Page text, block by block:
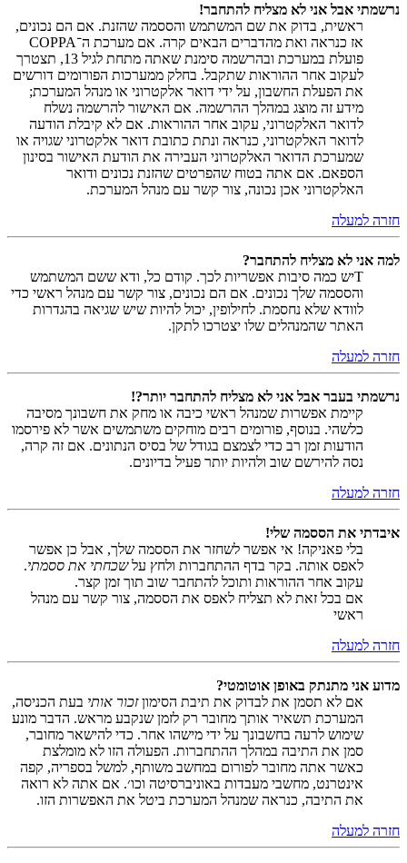
נרשמתי אבל אני לא מצליח להתחבר!
ראשית, בדוק את שם המשתמש והססמה שהזנת. אם הם נכונים,
אז כנראה ואת מהדברים הבאים קרה. אם מערכת ה־COPPA
פועלת במערכת ובהרשמה סימנת שאתה מתחת לגיל 13, תצטרך
לעקוב אחר ההוראות שתקבל. בחלק ממערכות הפורומים דורשים
את הפעלת החשבון, על ידי דואר אלקטרוני או מנהל המערכת;
מידע זה מוצג במהלך ההרשמה. אם האישור להרשמה נשלח
לדואר האלקטרוני, עקוב אחר ההוראות. אם לא קיבלת הודעה
לדואר האלקטרוני, כנראה ונתת כתובת דואר אלקטרוני שגויה או
שמערכת הדואר האלקטרוני העבירה את הודעת האישור בסינון
הספאם. אם אתה בטוח שהפרטים שהזנת נכונים ודואר
האלקטרוני אכן נכונה, צור קשר עם מנהל המערכת.
חזרה למעלה
למה אני לא מצליח להתחבר?
Tיש כמה סיבות אפשריות לכך. קודם כל, ודא ששם המשתמש
והססמה שלך נכונים. אם הם נכונים, צור קשר עם מנהל ראשי כדי
לוודא שלא נחסמת. לחילופין, יכול להיות שיש שגיאה בהגדרות
האתר שהמנהלים שלו יצטרכו לתקן.
חזרה למעלה
נרשמתי בעבר אבל אני לא מצליח להתחבר יותר?!
קיימת אפשרות שמנהל ראשי כיבה או מחק את חשבונך מסיבה
כלשהי. בנוסף, פורומים רבים מוחקים משתמשים אשר לא פירסמו
הודעות זמן רב כדי לצמצם בגודל של בסיס הנתונים. אם זה קרה,
נסה להירשם שוב ולהיות יותר פעיל בדיונים.
חזרה למעלה
איבדתי את הססמה שלי!
בלי פאניקה! אי אפשר לשחזר את הססמה שלך, אבל כן אפשר
לאפס אותה. בקר בדף ההתחברות ולחץ עלשכחתי את ססמתי.
עקוב אחר ההוראות ותוכל להתחבר שוב תוך זמן קצר.
אם בכל זאת לא תצליח לאפס את הססמה, צור קשר עם מנהל
ראשי
חזרה למעלה
מדוע אני מתנתק באופן אוטומטי?
אם לא תסמן את לבדוק את תיבת הסימוןזכור אותי בעת הכניסה,
המערכת תשאיר אותך מחובר רק לזמן שנקבע מראש. הדבר מונע
שימוש לרעה בחשבונך על ידי מישהו אחר. כדי להישאר מחובר,
סמן את התיבה במהלך ההתחברות. הפעולה הזו לא מומלצת
כאשר אתה מחובר לפורום במחשב משותף, למשל בספריה, קפה
אינטרנט, מחשבי מעבדות באוניברסיטה וכו׳. אם אתה לא רואה
את התיבה, כנראה שמנהל המערכת ביטל את האפשרות הזו.
חזרה למעלה